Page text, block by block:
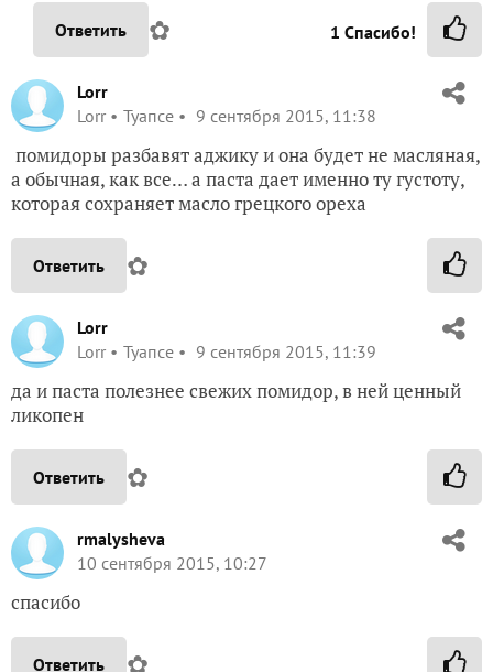
Ответить ✿ 1 Спасибо!
Lorr
Lorr
Туапсе 9 сентября 2015, 11:38
помидоры разбавят аджику и она будет не масляная,
а обычная, как все… а паста дает именно ту густоту,
которая сохраняет масло грецкого ореха
Ответить ✿
Lorr
Lorr
Туапсе 9 сентября 2015, 11:39
да и паста полезнее свежих помидор, в ней ценный
ликопен
Ответить ✿
rmalysheva
10 сентября 2015, 10:27
спасибо
Ответить ✿